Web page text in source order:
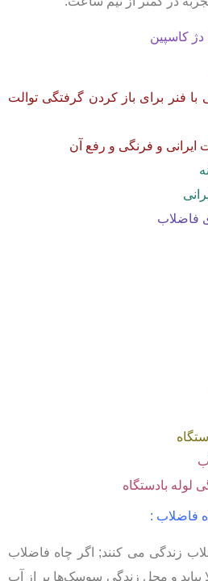
کاسپین
با فنر برای باز کردن گرفتگی توالت
و فرنگی و رفع آن
فاضلاب
لوله بادستگاه
فاضلاب :
زندگی می کنند; اگر چاه فاضلاب
بیاید و محل زندگی سوسک‌ها پر از آب